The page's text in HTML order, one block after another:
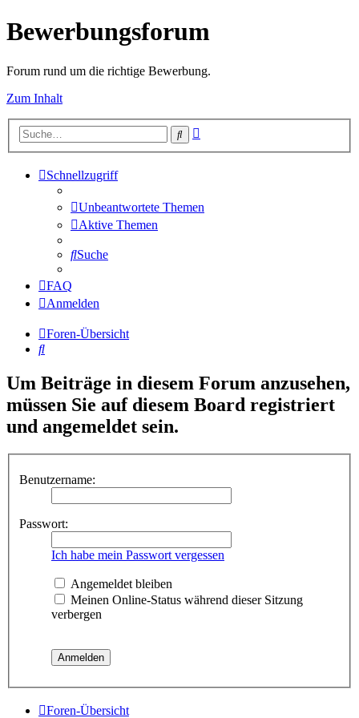
Bewerbungsforum
Forum rund um die richtige Bewerbung.
Zum Inhalt
Suche
Schnellzugriff
Unbeantwortete Themen
Aktive Themen
Suche
FAQ
Anmelden
Foren-Übersicht
Suche
Um Beiträge in diesem Forum anzusehen,
müssen Sie auf diesem Board registriert
und angemeldet sein.
Benutzername:
Passwort:
Ich habe mein Passwort vergessen
Angemeldet bleiben
Meinen Online-Status während dieser Sitzung
verbergen
Foren-Übersicht